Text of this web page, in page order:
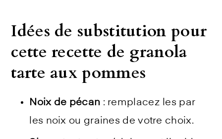
Idées de substitution pour
cette recette de granola
tarte aux pommes
Noix de pécan : remplacez les par
les noix ou graines de votre choix.